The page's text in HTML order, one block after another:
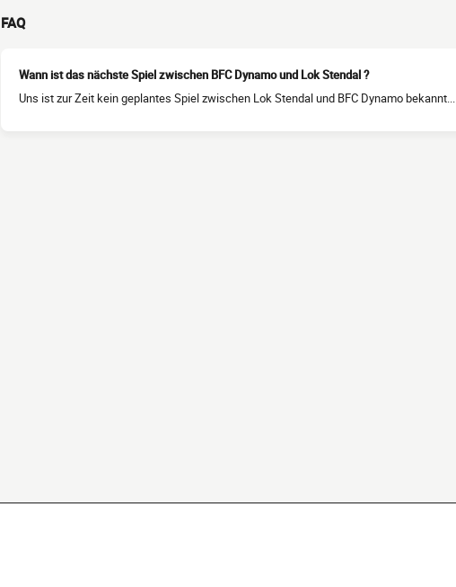
FAQ
Wann ist das nächste Spiel zwischen BFC Dynamo und Lok Stendal ?
Uns ist zur Zeit kein geplantes Spiel zwischen Lok Stendal und BFC Dynamo bekannt...